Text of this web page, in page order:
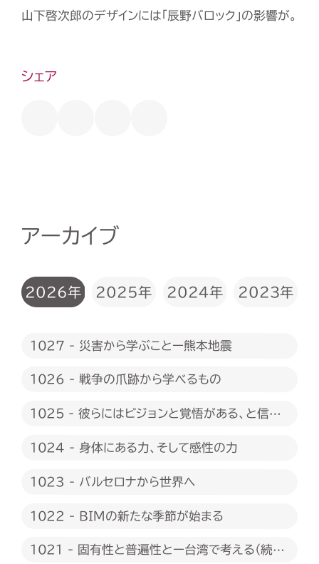
山下啓次郎のデザインには「辰野バロック」の影響が。
シェア
アーカイブ
2026年 2025年 2024年 2023年
1027 - 災害から学ぶことー熊本地震
1026 - 戦争の爪跡から学べるもの
1025 - 彼らにはビジョンと覚悟がある、と信じ
1024 - 身体にある力、そして感性の力
1023 - バルセロナから世界へ
1022 - BIMの新たな季節が始まる
1021 - 固有性と普遍性とー台湾で考える（続